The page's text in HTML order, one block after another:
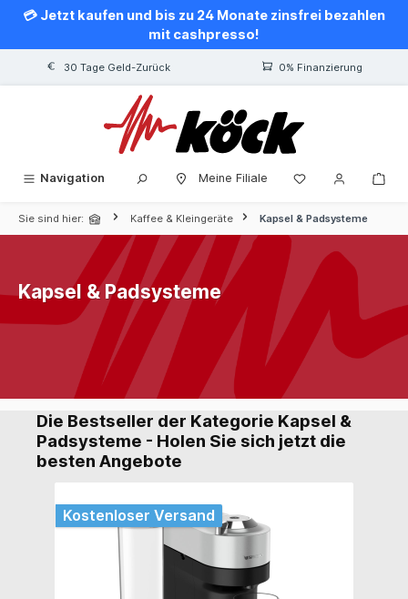
springen
💳 Jetzt kaufen und bis zu 24 Monate zinsfrei bezahlen
mit cashpresso!
30 Tage Geld-Zurück 0% Finanzierung
Navigation Meine Filiale
Sie sind hier: Kaffee & Kleingeräte Kapsel & Padsysteme
Kapsel & Padsysteme
Die Bestseller der Kategorie Kapsel &
Padsysteme - Holen Sie sich jetzt die
besten Angebote
Kostenloser Versand